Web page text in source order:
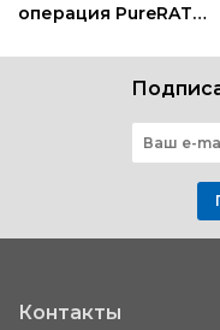
операция PureRAT
бизнеса
Контакты